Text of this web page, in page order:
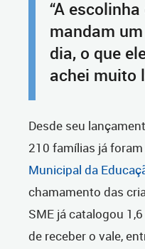
“A
mandam
dia, o que
achei muito
Desde seu
210 famílias já
Municipal da
chamamento das
SME já catalogou
de receber o vale,